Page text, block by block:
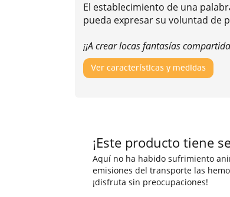
El establecimiento de una
pueda expresar su voluntad de
¡¡A crear locas fantasías
Ver características y medidas
¡Este producto tiene
Aquí no ha habido sufrimiento
emisiones del transporte las
¡disfruta sin preocupaciones!